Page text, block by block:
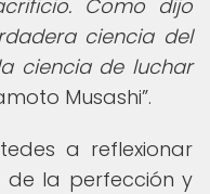
Como dijo
ciencia del
ciencia de luchar
Musashi .
a reflexionar
la perfección y